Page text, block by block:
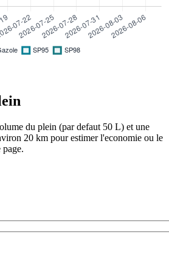
du plein (par defaut 50 L) et une
20 km pour estimer l'economie ou le
page.